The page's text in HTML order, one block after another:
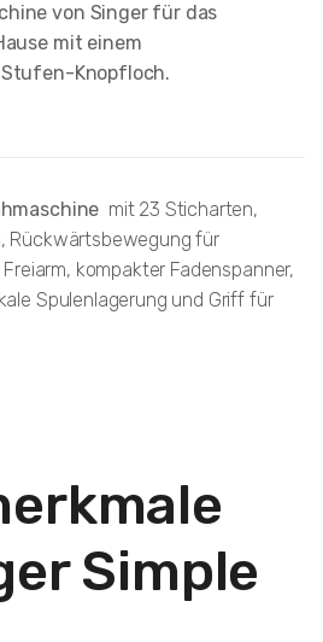
von Singer für das
mit einem
Knopfloch.
mit 23 Sticharten,
Rückwärtsbewegung für
kompakter Fadenspanner,
Spulenlagerung und Griff für
Simple